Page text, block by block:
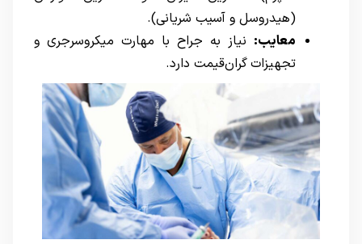
(هیدروسل و آسیب شریانی).
معایب: نیاز به جراح با مهارت میکروسرجری و
تجهیزات گران‌قیمت دارد.